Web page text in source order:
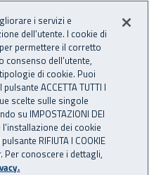
Nazionale
Apri cerca
i servizi e
dell’utente. I cookie di
permettere il corretto
dell’utente,
di cookie. Puoi
ACCETTA TUTTI I
scelte sulle singole
su IMPOSTAZIONI DEI
l’installazione dei cookie
RIFIUTA I COOKIE
Per conoscere i dettagli,